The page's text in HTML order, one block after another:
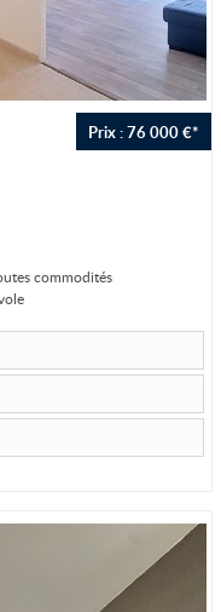
Prix : 76 000 €*
commodités